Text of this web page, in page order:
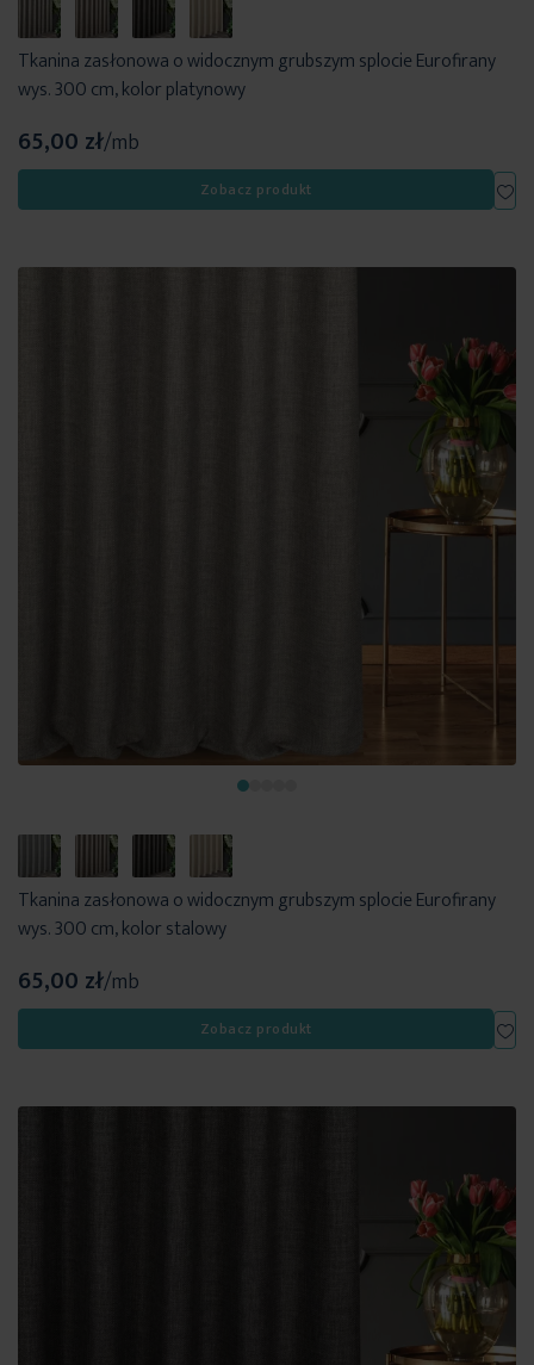
Tkanina zasłonowa o widocznym grubszym splocie Eurofirany
wys. 300 cm, kolor platynowy
65,00 zł/mb
Zobacz produkt
Tkanina zasłonowa o widocznym grubszym splocie Eurofirany
wys. 300 cm, kolor stalowy
65,00 zł/mb
Zobacz produkt